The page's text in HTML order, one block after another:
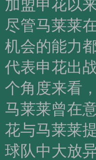
加盟申花以
尽管马莱莱
机会的能力
代表申花出
个角度来看
马莱莱曾在
花与马莱莱
球队中大放